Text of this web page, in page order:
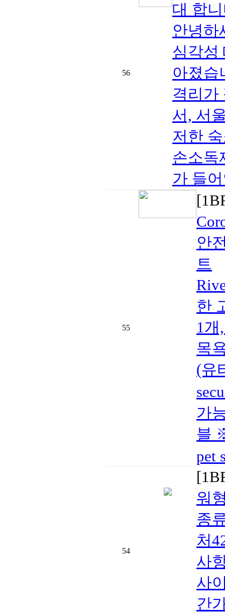
56
대 합
안녕하
심각성
아졌습
격리가
서, 서
저한
손소독
가 들
55
안
트
한
1개
목
(유
가
블
pet
54
워
종
처
사
사
간